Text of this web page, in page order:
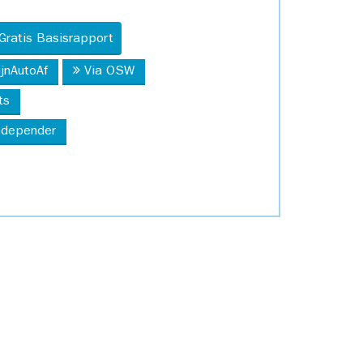
Basisrapport
Via OSW